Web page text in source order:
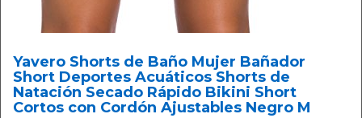
Yavero Shorts de Baño Mujer Bañador
Short Deportes Acuáticos Shorts de
Natación Secado Rápido Bikini Short
Cortos con Cordón Ajustables Negro M